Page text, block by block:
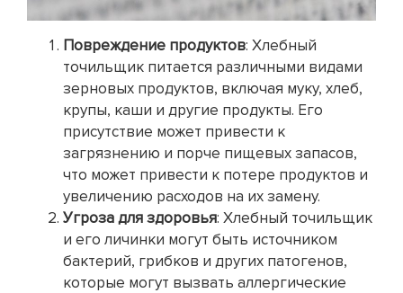
Повреждение продуктов: Хлебный
точильщик питается различными видами
зерновых продуктов, включая муку, хлеб,
крупы, каши и другие продукты. Его
присутствие может привести к
загрязнению и порче пищевых запасов,
что может привести к потере продуктов и
увеличению расходов на их замену.
Угроза для здоровья: Хлебный точильщик
и его личинки могут быть источником
бактерий, грибков и других патогенов,
которые могут вызвать аллергические